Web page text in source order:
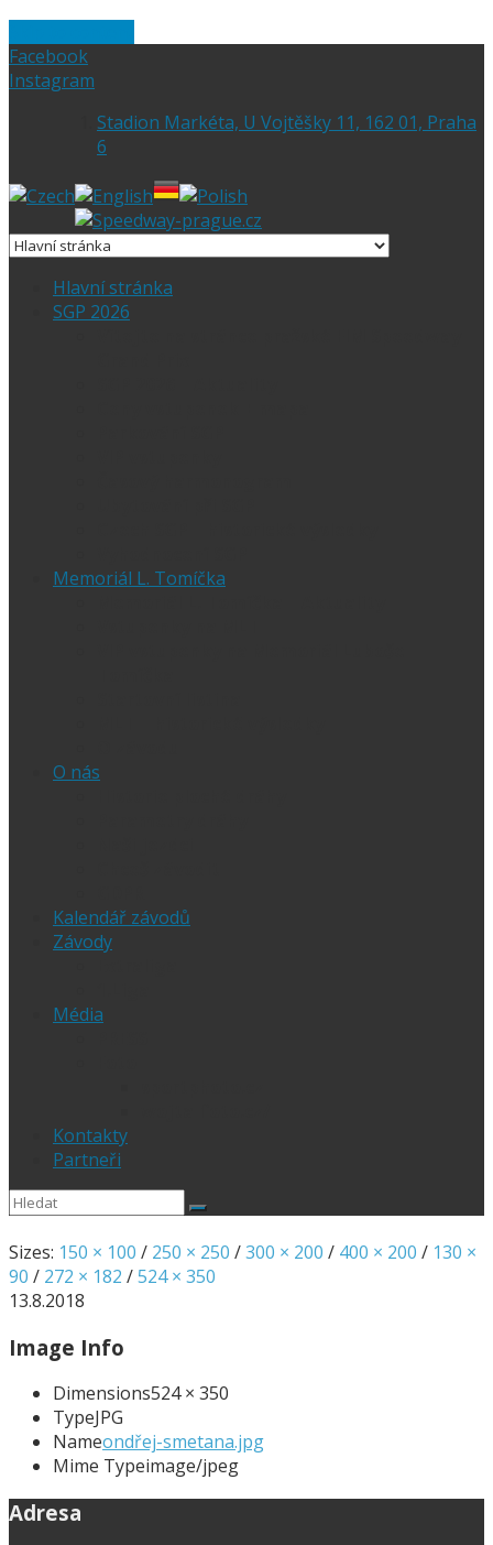
Facebook
Instagram
Stadion Markéta, U Vojtěšky 11, 162 01, Praha
6
Hlavní stránka
SGP 2026
Memoriál L. Tomíčka
O nás
Kalendář závodů
Závody
Média
Kontakty
Partneři
Sizes: 150 × 100 / 250 × 250 /300 × 200 / 400 × 200 / 130 ×
90 / 272 × 182 /524 × 350
13.8.2018
Image Info
Dimensions524 × 350
TypeJPG
Nameondřej-smetana.jpg
Mime Typeimage/jpeg
Adresa